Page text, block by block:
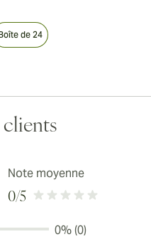
de 24
clients
Note moyenne
0/5
0% (0)